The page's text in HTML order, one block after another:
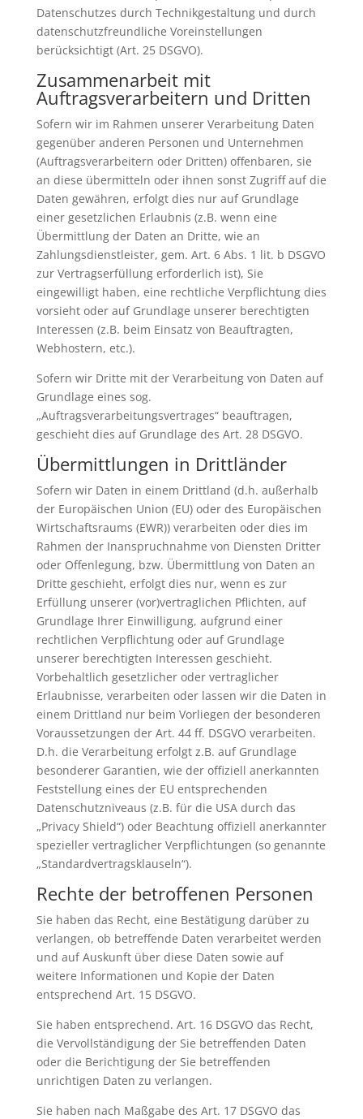
Datenschutzes durch Technikgestaltung und durch
datenschutzfreundliche Voreinstellungen
berücksichtigt (Art. 25 DSGVO).
Zusammenarbeit mit
Auftragsverarbeitern und Dritten
Sofern wir im Rahmen unserer Verarbeitung Daten
gegenüber anderen Personen und Unternehmen
(Auftragsverarbeitern oder Dritten) offenbaren, sie
an diese übermitteln oder ihnen sonst Zugriff auf die
Daten gewähren, erfolgt dies nur auf Grundlage
einer gesetzlichen Erlaubnis (z.B. wenn eine
Übermittlung der Daten an Dritte, wie an
Zahlungsdienstleister, gem. Art. 6 Abs. 1 lit. b DSGVO
zur Vertragserfüllung erforderlich ist), Sie
eingewilligt haben, eine rechtliche Verpflichtung dies
vorsieht oder auf Grundlage unserer berechtigten
Interessen (z.B. beim Einsatz von Beauftragten,
Webhostern, etc.).
Sofern wir Dritte mit der Verarbeitung von Daten auf
Grundlage eines sog.
„Auftragsverarbeitungsvertrages“ beauftragen,
geschieht dies auf Grundlage des Art. 28 DSGVO.
Übermittlungen in Drittländer
Sofern wir Daten in einem Drittland (d.h. außerhalb
der Europäischen Union (EU) oder des Europäischen
Wirtschaftsraums (EWR)) verarbeiten oder dies im
Rahmen der Inanspruchnahme von Diensten Dritter
oder Offenlegung, bzw. Übermittlung von Daten an
Dritte geschieht, erfolgt dies nur, wenn es zur
Erfüllung unserer (vor)vertraglichen Pflichten, auf
Grundlage Ihrer Einwilligung, aufgrund einer
rechtlichen Verpflichtung oder auf Grundlage
unserer berechtigten Interessen geschieht.
Vorbehaltlich gesetzlicher oder vertraglicher
Erlaubnisse, verarbeiten oder lassen wir die Daten in
einem Drittland nur beim Vorliegen der besonderen
Voraussetzungen der Art. 44 ff. DSGVO verarbeiten.
D.h. die Verarbeitung erfolgt z.B. auf Grundlage
besonderer Garantien, wie der offiziell anerkannten
Feststellung eines der EU entsprechenden
Datenschutzniveaus (z.B. für die USA durch das
„Privacy Shield“) oder Beachtung offiziell anerkannter
spezieller vertraglicher Verpflichtungen (so genannte
„Standardvertragsklauseln“).
Rechte der betroffenen Personen
Sie haben das Recht, eine Bestätigung darüber zu
verlangen, ob betreffende Daten verarbeitet werden
und auf Auskunft über diese Daten sowie auf
weitere Informationen und Kopie der Daten
entsprechend Art. 15 DSGVO.
Sie haben entsprechend. Art. 16 DSGVO das Recht,
die Vervollständigung der Sie betreffenden Daten
oder die Berichtigung der Sie betreffenden
unrichtigen Daten zu verlangen.
Sie haben nach Maßgabe des Art. 17 DSGVO das